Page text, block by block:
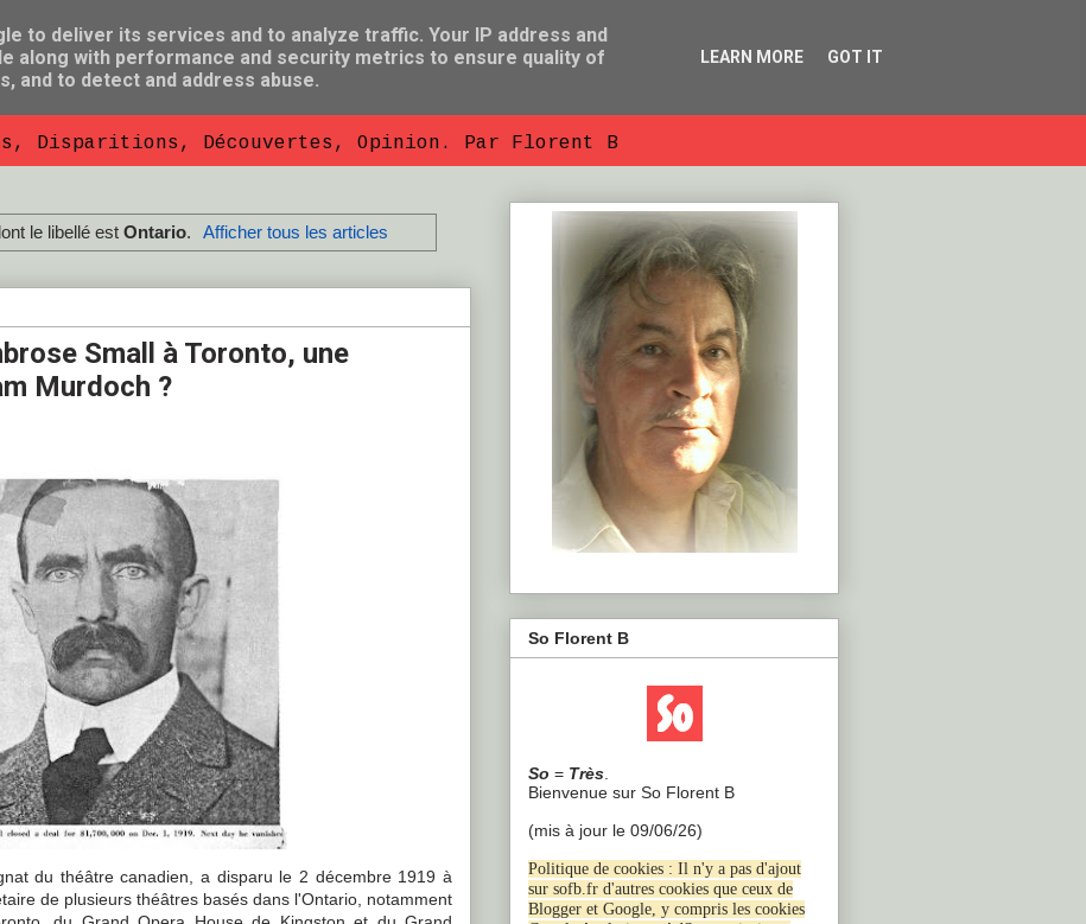
Disparitions, Découvertes, Opinion. Par Florent B
le libellé est Ontario. Afficher tous les articles
Small à Toronto, une
Murdoch ?
du théâtre canadien, a disparu le 2 décembre 1919 à
de plusieurs théâtres basés dans l'Ontario, notamment
So Florent B
So = Très.
Bienvenue sur So Florent B
(mis à jour le 09/06/26)
Politique de cookies : Il n'y a pas d'ajout
sur sofb.fr d'autres cookies que ceux de
Blogger et Google, y compris les cookies
to deliver its services and to analyze traffic. Your IP address and
along with performance and security metrics to ensure quality of
and to detect and address abuse.
LEARN MORE GOT IT